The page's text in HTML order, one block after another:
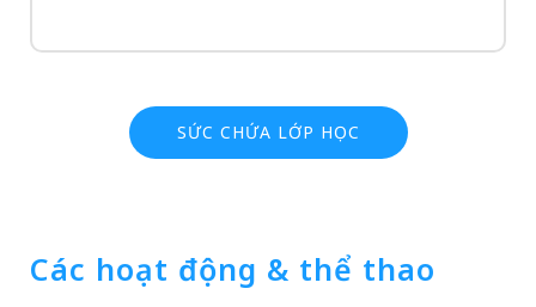
SỨC CHỨA LỚP HỌC
Các hoạt động & thể thao